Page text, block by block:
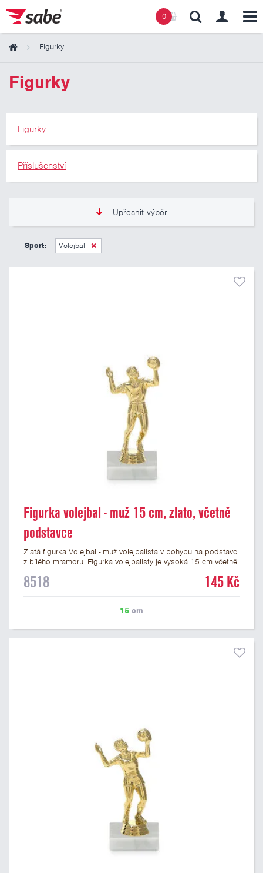
0
Figurky
Figurky
Figurky
Příslušenství
Upřesnit výběr
105 Kč
Sport: Volejbal
Figurka volejbal - muž 15 cm, zlato, včetně
podstavce
Zlatá figurka Volejbal - muž volejbalista v pohybu na podstavci
z bílého mramoru. Figurka volejbalisty je vysoká 15 cm včetně
je možné umístit laserový štítek nebo lesklý papírový štítek s
8518 145 Kč
15 cm
Obsah košíku